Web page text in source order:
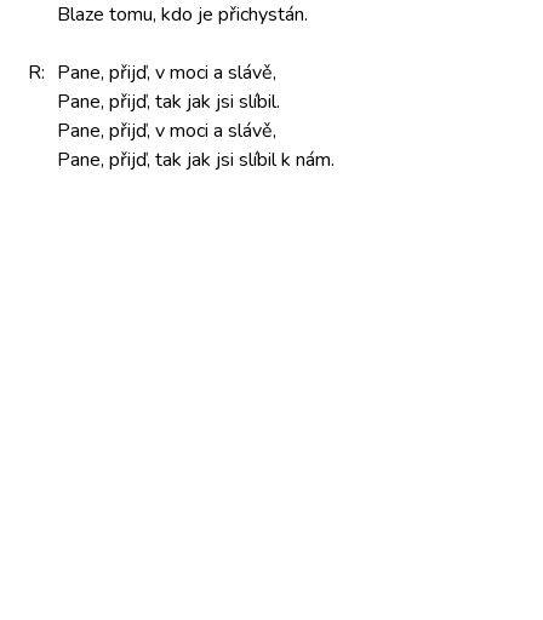
Blaze tomu, kdo je přichystán.
R: Pane, přijď, v moci a slávě,
Pane, přijď, tak jak jsi slíbil.
Pane, přijď, v moci a slávě,
Pane, přijď, tak jak jsi slíbilk nám.